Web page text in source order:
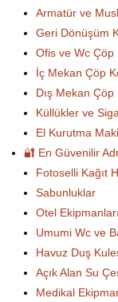
Armatür ve
Geri Dönüşüm
Ofis ve Wc Çöp
İç Mekan Çöp
Dış Mekan Çöp
Küllükler ve
El Kurutma
🔐 En Güvenilir
Fotoselli Kağıt
Sabunluklar
Otel Ekipmanları
Umumi Wc ve
Havuz Duş
Açık Alan Su
Medikal